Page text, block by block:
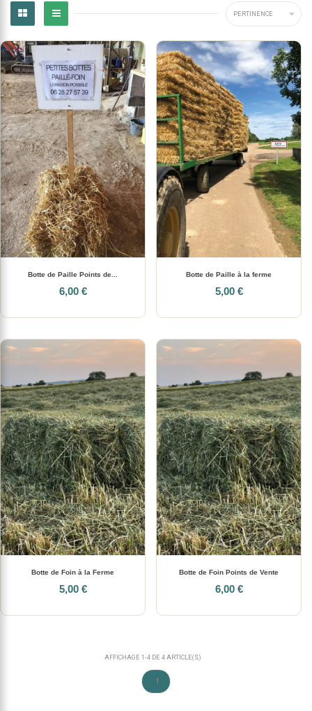
PERTINENCE 
Botte de Paille Points de...
6,00 €
Botte de Paille à la ferme
5,00 €
Botte de Foin à la Ferme
5,00 €
Botte de Foin Points de Vente
6,00 €
AFFICHAGE 1-4 DE 4 ARTICLE(S)
1